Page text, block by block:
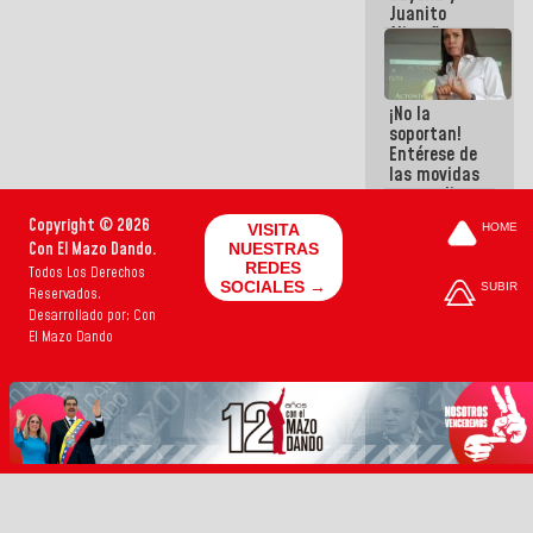
Juanito
Alimaña son
harina del
mismo
costal
¡No la
soportan!
Entérese de
las movidas
que realizan
cómplices
sacudírsela
Copyright © 2026
Con El Mazo Dando.
Todos Los Derechos
Reservados.
Desarrollado por: Con
El Mazo Dando
VISITA
NUESTRAS
REDES
SOCIALES →
HOME
SUBIR